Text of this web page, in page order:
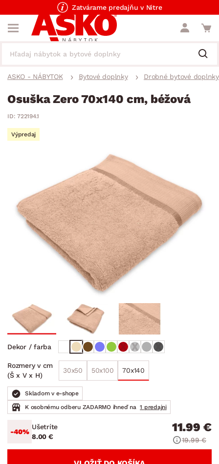
Zatvárame predajňu v Nitre
ASKO - NÁBYTOK Bytové doplnky Drobné bytové doplnky
Osuška Zero 70x140 cm, béžová
ID: 722194.1
Výpredaj
Dekor / farba
Rozmery v cm
(Š x V x H)
30x50 50x100 70x140
Skladom v e-shope
K osobnému odberu ZADARMO ihneď na 1 predajni
-40%
Ušetríte
8.00 €
11.99 €
19.99 €